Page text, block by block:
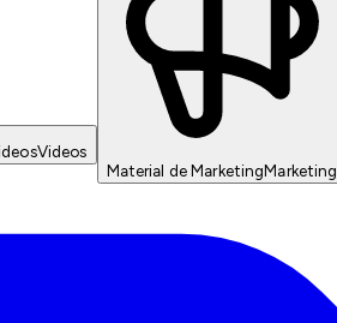
Videos
Material de MarketingMarketing